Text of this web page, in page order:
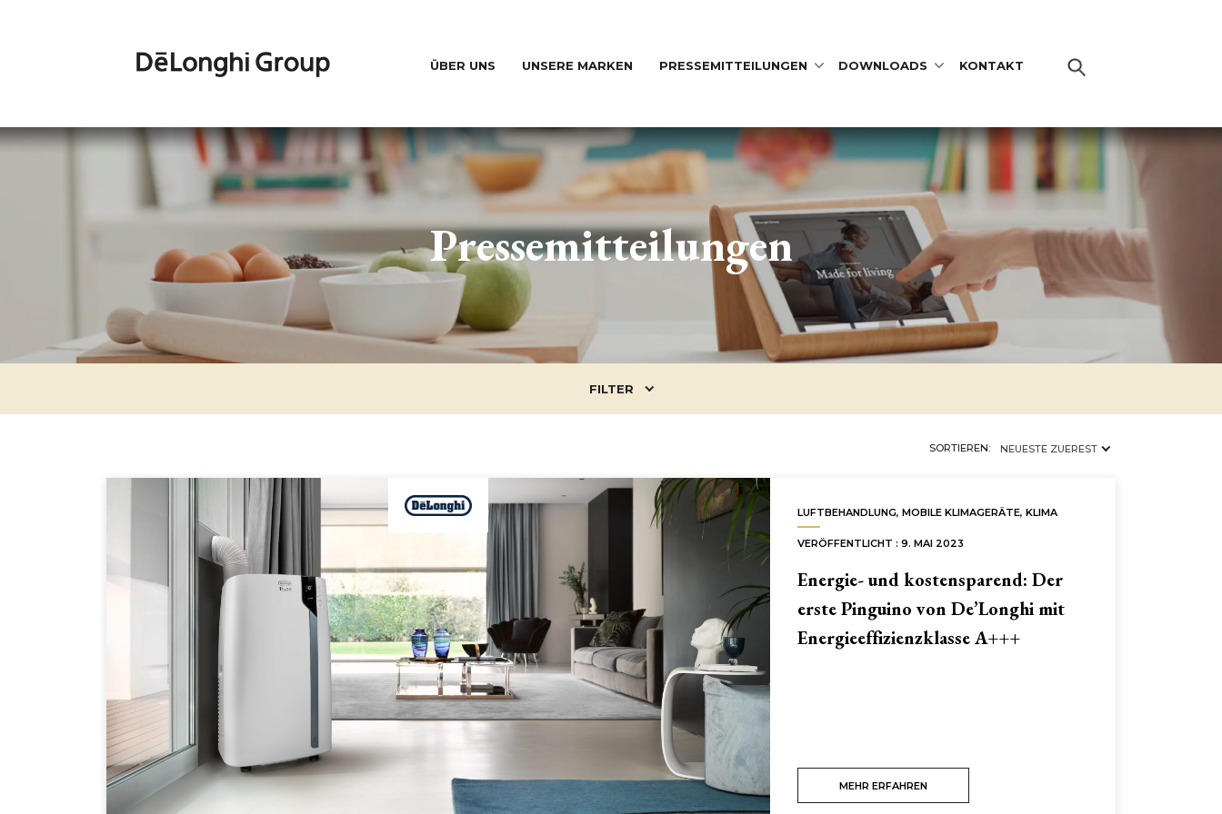
ÜBER UNS UNSERE MARKEN PRESSEMITTEILUNGEN DOWNLOADS KONTAKT
Pressemitteilungen
×LUFTBEHANDLUNG
FILTER
SORTIEREN: NEUESTE ZUEREST
LUFTBEHANDLUNG, MOBILE KLIMAGERÄTE, KLIMA
VERÖFFENTLICHT : 9. MAI 2023
Energie- und kostensparend: Der
erste Pinguino von De’Longhi mit
Energieeffizienzklasse A+++
MEHR ERFAHREN